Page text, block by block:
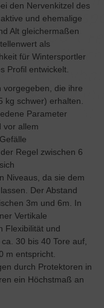
den Nervenkitzel des
und ehemalige
Alt gleichermaßen
als
für Wintersportler
Profil entwickelt.
vorgegeben, die ihre
kg schwer) erhalten.
Parameter
vor allem
Regel zwischen 6
Niveaus, da sie dem
Der Abstand
3m und 6m. In
Vertikale
Flexibilität und
30 bis 40 Tore auf,
m entspricht.
durch Protektoren in
ein Höchstmaß an